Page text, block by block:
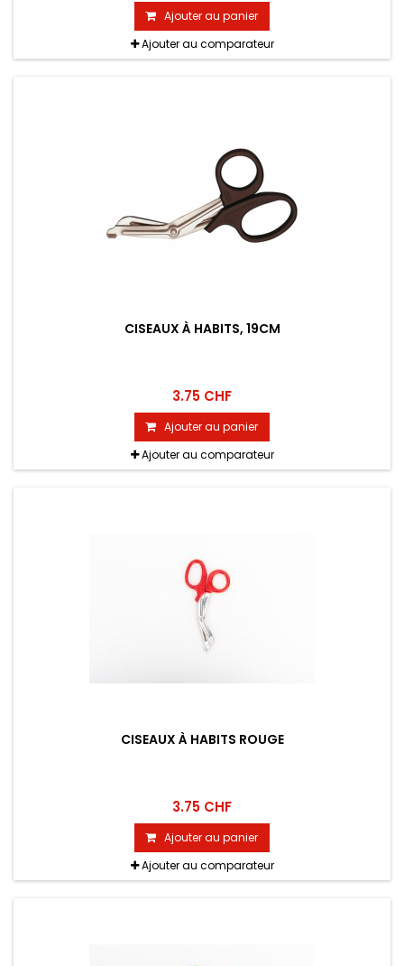
Ajouter au panier
Ajouter au comparateur
CISEAUX À HABITS, 19CM
3.75 CHF
Ajouter au panier
Ajouter au comparateur
CISEAUX À HABITS ROUGE
3.75 CHF
Ajouter au panier
Ajouter au comparateur